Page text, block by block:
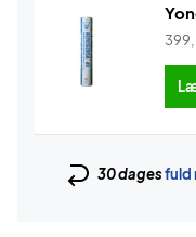
30 dagesfuld